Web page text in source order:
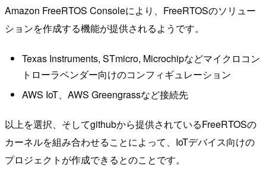
Amazon FreeRTOS Consoleにより、FreeRTOSのソリュー
ションを作成する機能が提供されるようです。
Texas Instruments, STmicro, Microchipなどマイクロコン
トローラベンダー向けのコンフィギュレーション
AWS IoT、AWS Greengrassなど接続先
以上を選択、そしてgithubから提供されているFreeRTOSの
カーネルを組み合わせることによって、IoTデバイス向けの
プロジェクトが作成できるとのことです。